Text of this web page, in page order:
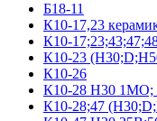
Б18-11
К10-17,23
К10-
К10-23
К10-26
К10-28 Н30 1МО;
К10-28;47